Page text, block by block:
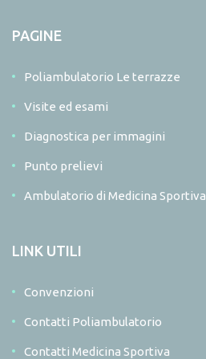
PAGINE
Poliambulatorio Le terrazze
Visite ed esami
Diagnostica per immagini
Punto prelievi
Ambulatorio di Medicina Sportiva
LINK UTILI
Convenzioni
Contatti Poliambulatorio
Contatti Medicina Sportiva